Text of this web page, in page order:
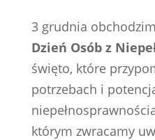
3 grudnia
Dzień Osób z
święto, które
potrzebach i
którym zwracamy